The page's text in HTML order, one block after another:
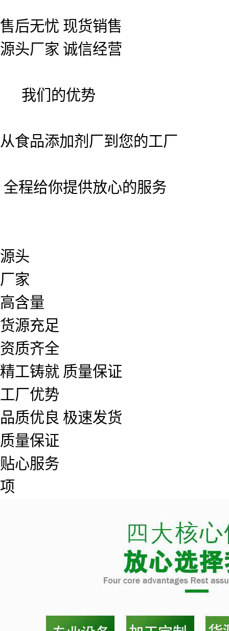
售后无忧 现货销售
源头厂家 诚信经营
我们的优势
从食品添加剂厂到您的工厂
全程给你提供放心的服务
源头
厂家
高含量
货源充足
资质齐全
精工铸就 质量保证
工厂优势
品质优良 极速发货
质量保证
贴心服务
项